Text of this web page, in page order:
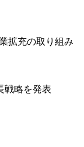
拡充の取り組み
戦略を発表